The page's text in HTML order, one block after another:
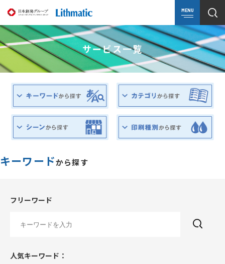
MENU
サービス一覧
キーワードから探す
フリーワード
人気キーワード：